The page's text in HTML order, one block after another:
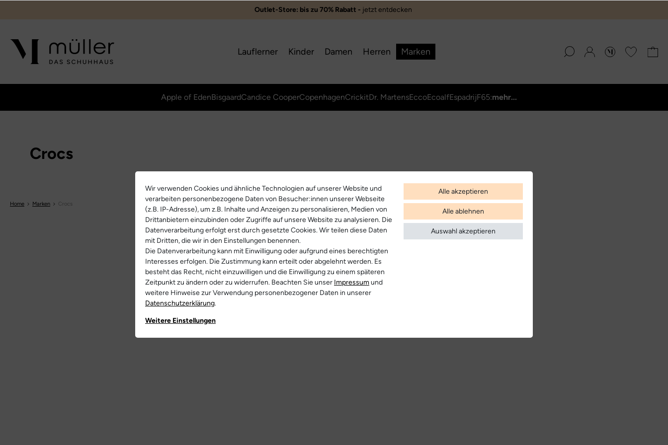
Outlet-Store: bis zu 70% Rabatt - jetzt entdecken ️
Lauflerner Kinder Damen Herren Marken
Apple of EdenBisgaardCandice CooperCopenhagenCrickitDr. MartensEccoEcoalfEspadrijF65:mehr...
Crocs
Home Marken Crocs
Wir verwenden Cookies und ähnliche Technologien auf unserer Website und
verarbeiten personenbezogene Daten von Besucher:innen unserer Webseite
(z.B. IP-Adresse), um z.B. Inhalte und Anzeigen zu personalisieren, Medien von
Drittanbietern einzubinden oder Zugriffe auf unsere Website zu analysieren. Die
Datenverarbeitung erfolgt erst durch gesetzte Cookies. Wir teilen diese Daten
mit Dritten, die wir in den Einstellungen benennen.
Die Datenverarbeitung kann mit Einwilligung oder aufgrund eines berechtigten
Interesses erfolgen. Die Zustimmung kann erteilt oder abgelehnt werden. Es
besteht das Recht, nicht einzuwilligen und die Einwilligung zu einem späteren
Zeitpunkt zu ändern oder zu widerrufen. Beachten Sie unser Impressumund
weitere Hinweise zur Verwendung personenbezogener Daten in unserer
Daten­schutz­erklärung.
Weitere Einstellungen
Alle akzeptieren
Alle ablehnen
Auswahl akzeptieren